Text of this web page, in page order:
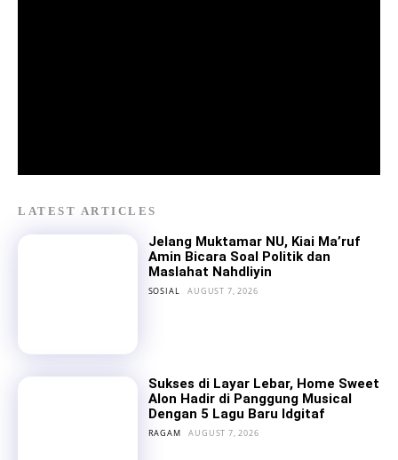
LATEST ARTICLES
Jelang Muktamar NU, Kiai Ma’ruf
Amin Bicara Soal Politik dan
Maslahat Nahdliyin
SOSIAL AUGUST 7, 2026
Sukses di Layar Lebar, Home Sweet
Alon Hadir di Panggung Musical
Dengan 5 Lagu Baru Idgitaf
RAGAM AUGUST 7, 2026